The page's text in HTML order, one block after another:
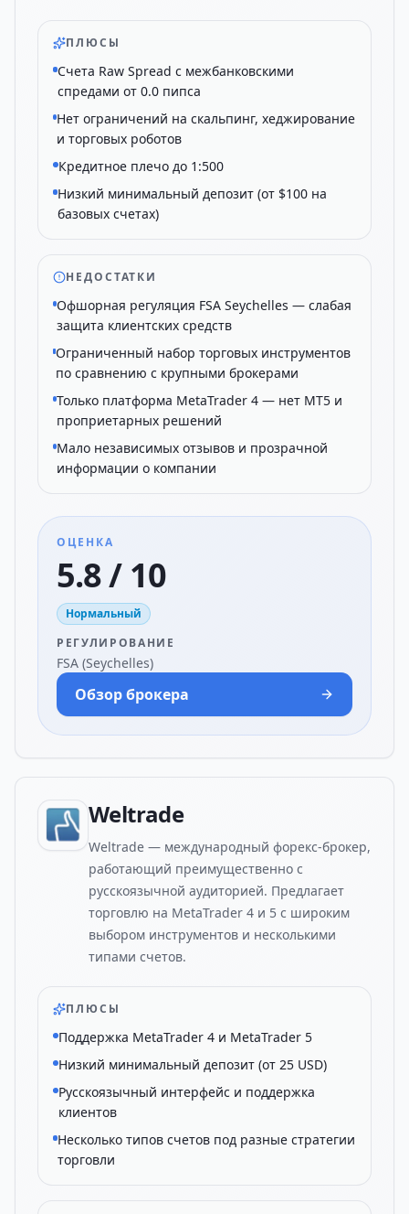
ПЛЮСЫ
Счета Raw Spread с межбанковскими
спредами от 0.0 пипса
Нет ограничений на скальпинг, хеджирование
и торговых роботов
Кредитное плечо до 1:500
Низкий минимальный депозит (от $100 на
базовых счетах)
НЕДОСТАТКИ
Офшорная регуляция FSA Seychelles — слабая
защита клиентских средств
Ограниченный набор торговых инструментов
по сравнению с крупными брокерами
Только платформа MetaTrader 4 — нет MT5 и
проприетарных решений
Мало независимых отзывов и прозрачной
информации о компании
ОЦЕНКА
5.8 / 10
Нормальный
РЕГУЛИРОВАНИЕ
FSA (Seychelles)
Обзор брокера
Weltrade
Weltrade — международный форекс-брокер,
работающий преимущественно с
русскоязычной аудиторией. Предлагает
торговлю на MetaTrader 4 и 5 с широким
выбором инструментов и несколькими
типами счетов.
ПЛЮСЫ
Поддержка MetaTrader 4 и MetaTrader 5
Низкий минимальный депозит (от 25 USD)
Русскоязычный интерфейс и поддержка
клиентов
Несколько типов счетов под разные стратегии
торговли